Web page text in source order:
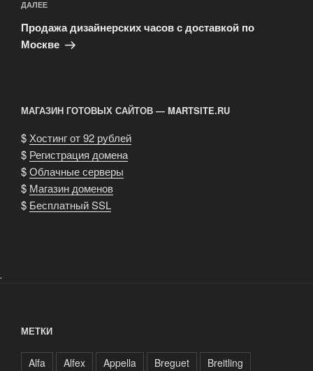
Следующая
запись
ДАЛЕЕ
Продажа дизайнерских часов с доставкой по
Москве
МАГАЗИН ГОТОВЫХ САЙТОВ — MARTSITE.RU
$ Хостинг от 92 рублей
$ Регистрация домена
$Облачные серверы
$ Магазин доменов
$ Бесплатный SSL
.
МЕТКИ
Alfa Alfex Appella Breguet
Breitling